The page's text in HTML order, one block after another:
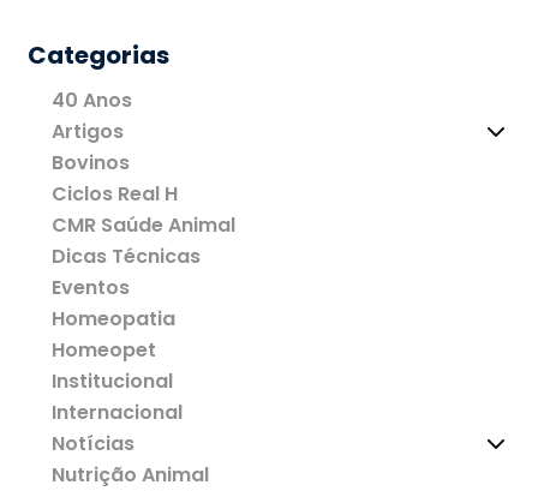
Categorias
40 Anos
Artigos
Bovinos
Ciclos Real H
CMR Saúde Animal
Dicas Técnicas
Eventos
Homeopatia
Homeopet
Institucional
Internacional
Notícias
Nutrição Animal